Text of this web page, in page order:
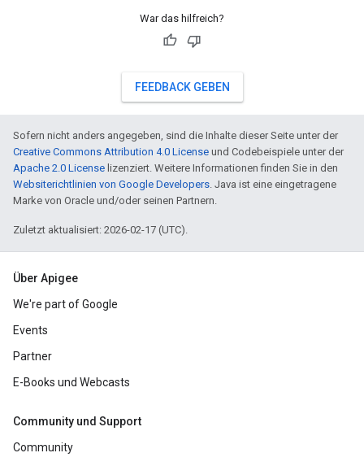
War das hilfreich?
FEEDBACK GEBEN
Sofern nicht anders angegeben, sind die Inhalte dieser Seite unter der
Creative Commons Attribution 4.0 License und Codebeispiele unter der
Apache 2.0 License lizenziert. Weitere Informationen finden Sie in den
Websiterichtlinien von Google Developers. Java ist eine eingetragene
Marke von Oracle und/oder seinen Partnern.
Zuletzt aktualisiert: 2026-02-17 (UTC).
Über Apigee
We're part of Google
Events
Partner
E-Books und Webcasts
Community und Support
Community